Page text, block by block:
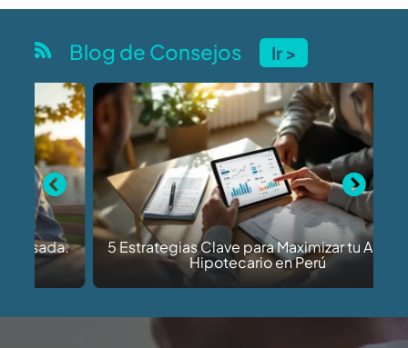
Blog de Consejos Ir >
5 Estrategias Clave para Maximizar tu Ahorro
Hipotecario en Perú
Previous Next